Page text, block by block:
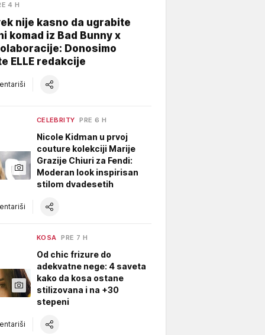
4 H
nije kasno da ugrabite
komad iz Bad Bunny x
Donosimo
ELLE redakcije
CELEBRITY PRE 6 H
Nicole Kidman u prvoj
couture kolekciji Marije
Grazije Chiuri za Fendi:
Moderan look inspirisan
stilom dvadesetih
KOSA PRE 7 H
Od chic frizure do
adekvatne nege: 4 saveta
kako da kosa ostane
stilizovana i na +30
stepeni